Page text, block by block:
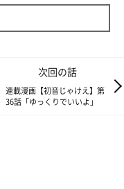
次回の話
連載漫画【初音じゃけえ】第
36話「ゆっくりでいいよ」